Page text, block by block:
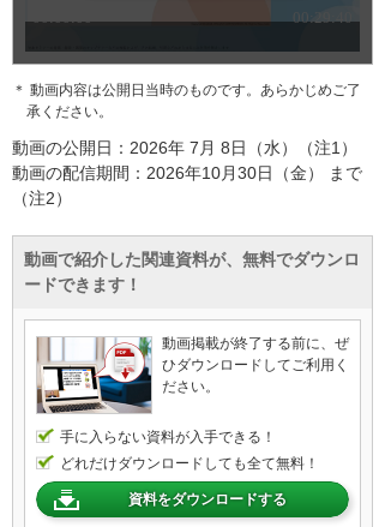
＊ 動画内容は公開日当時のものです。あらかじめご了
承ください。
動画の公開日：2026年 7月 8日（水）（注1）
動画の配信期間：2026年10月30日（金） まで
（注2）
動画で紹介した関連資料が、無料でダウンロ
ードできます！
動画掲載が終了する前に、ぜ
ひダウンロードしてご利用く
ださい。
手に入らない資料が入手できる！
どれだけダウンロードしても全て無料！
資料をダウンロードする